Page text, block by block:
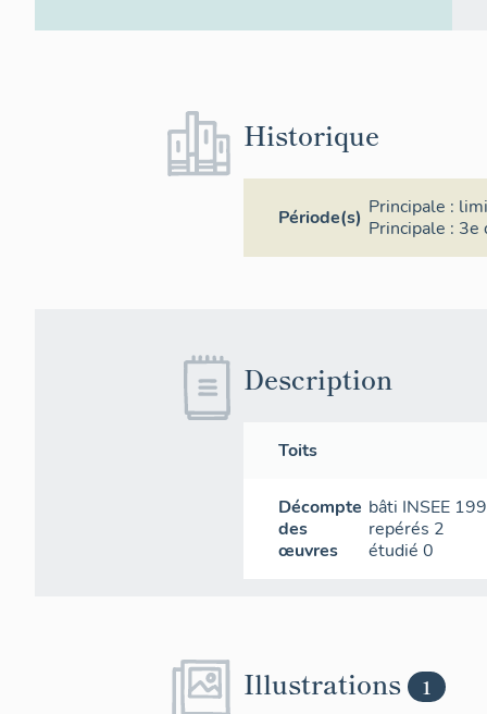
Historique
Période(s) Principale :
Principale : 3e
Description
Toits
Décompte
des
œuvres
bâti INSEE 199
repérés 2
étudié 0
Illustrations 1